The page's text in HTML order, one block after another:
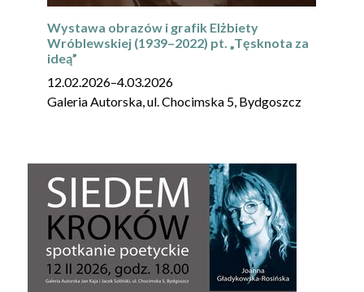
Wystawa obrazów i grafik Elżbiety
Wróblewskiej (1939–2022) pt. „Tęsknota za
ideą”
12.02.2026–4.03.2026
Galeria Autorska, ul. Chocimska 5, Bydgoszcz